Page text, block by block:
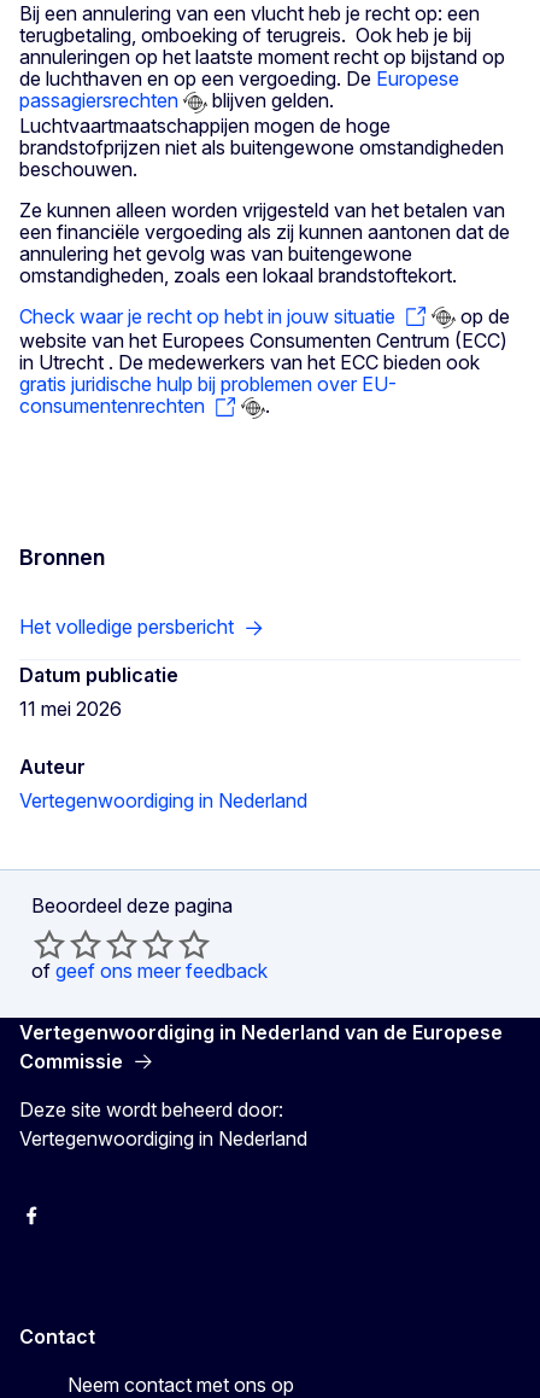
Bij een annulering van een vlucht heb je recht op: een
terugbetaling, omboeking of terugreis. Ook heb je bij
annuleringen op het laatste moment recht op bijstand op
de luchthaven en op een vergoeding. De Europese
passagiersrechten
blijven gelden.
Luchtvaartmaatschappijen mogen de hoge
brandstofprijzen niet als buitengewone omstandigheden
beschouwen.
Ze kunnen alleen worden vrijgesteld van het betalen van
een financiële vergoeding als zij kunnen aantonen dat de
annulering het gevolg was van buitengewone
omstandigheden, zoals een lokaal brandstoftekort.
Check waar je recht op hebt in jouw situatie
op de
website van het Europees Consumenten Centrum (ECC)
in Utrecht . De medewerkers van het ECC bieden ook
gratis juridische hulp bij problemen over EU-
consumentenrechten
.
Bronnen
Het volledige persbericht
Datum publicatie
11 mei 2026
Auteur
Vertegenwoordiging in Nederland
Beoordeel deze pagina
of geef ons meer feedback
Vertegenwoordiging in Nederland van de Europese
Commissie
Deze site wordt beheerd door:
Vertegenwoordiging in Nederland
Facebook
Contact
Neem contact met ons op